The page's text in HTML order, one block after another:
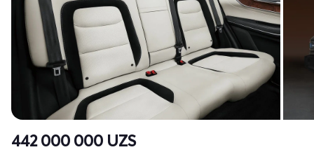
442 000 000 UZS